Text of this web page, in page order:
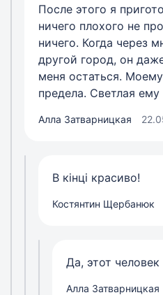
После этого я
ничего плохого не
ничего. Когда через
другой город, он
меня остаться.
предела. Светлая ему
Алла Затварницкая
В кінці красиво!
Костянтин Щербанюк
Да, этот
Алла Затварницкая